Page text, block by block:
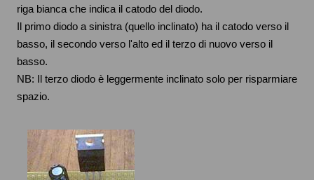
riga bianca che indica il catodo del diodo.
Il primo diodo a sinistra (quello inclinato) ha il catodo verso il
basso, il secondo verso l'alto ed il terzo di nuovo verso il
basso.
NB: Il terzo diodo è leggermente inclinato solo per risparmiare
spazio.